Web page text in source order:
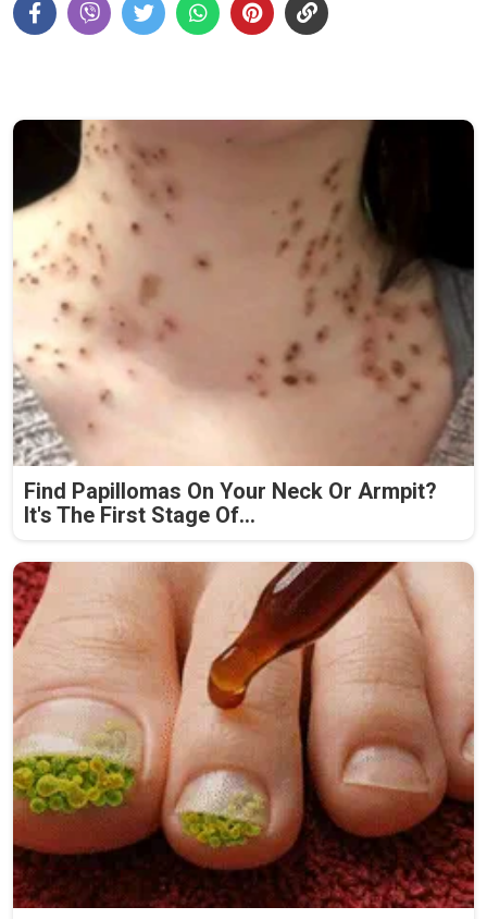
Find Papillomas On Your Neck Or Armpit?
It's The First Stage Of...